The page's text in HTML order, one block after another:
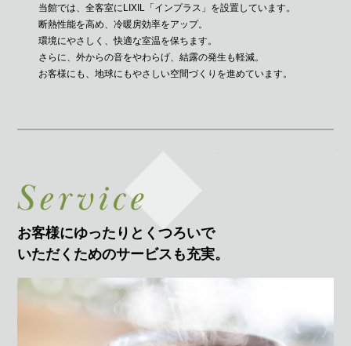
当館では、全客室にLIXIL「インプラス」を設置しています。
断熱性能を高め、冷暖房効率をアップ。
環境にやさしく、快適な室温を保ちます。
さらに、外からの音をやわらげ、結露の発生も軽減。
お客様にも、地球にもやさしい空間づくりを進めています。
お客様にゆったりとくつろいで
いただくためのサービスも充実。